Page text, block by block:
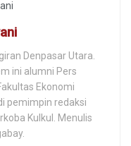
Denpasar Utara.
ini alumni Pers
Ekonomi
pemimpin redaksi
Kulkul. Menulis